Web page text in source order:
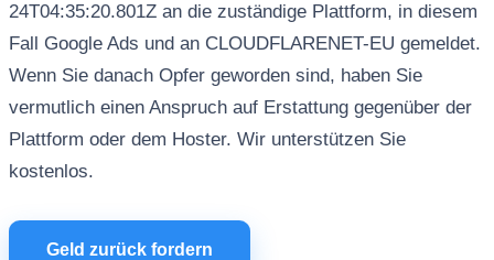
24T04:35:20.801Z an die zuständige Plattform, in diesem
Fall Google Ads und an CLOUDFLARENET-EU gemeldet.
Wenn Sie danach Opfer geworden sind, haben Sie
vermutlich einen Anspruch auf Erstattung gegenüber der
Plattform oder dem Hoster. Wir unterstützen Sie
kostenlos.
Geld zurück fordern